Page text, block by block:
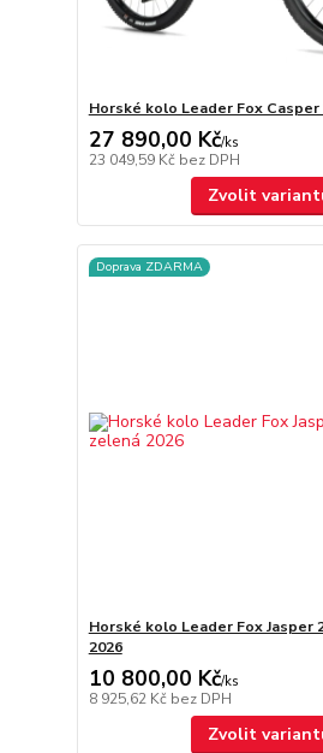
Horské kolo Leader Fox
27 890,00 Kč/ks
23 049,59 Kč bez DPH
Zvolit
Doprava ZDARMA
Horské kolo Leader Fox Jasper
2026
10 800,00 Kč/ks
8 925,62 Kč bez DPH
Zvolit